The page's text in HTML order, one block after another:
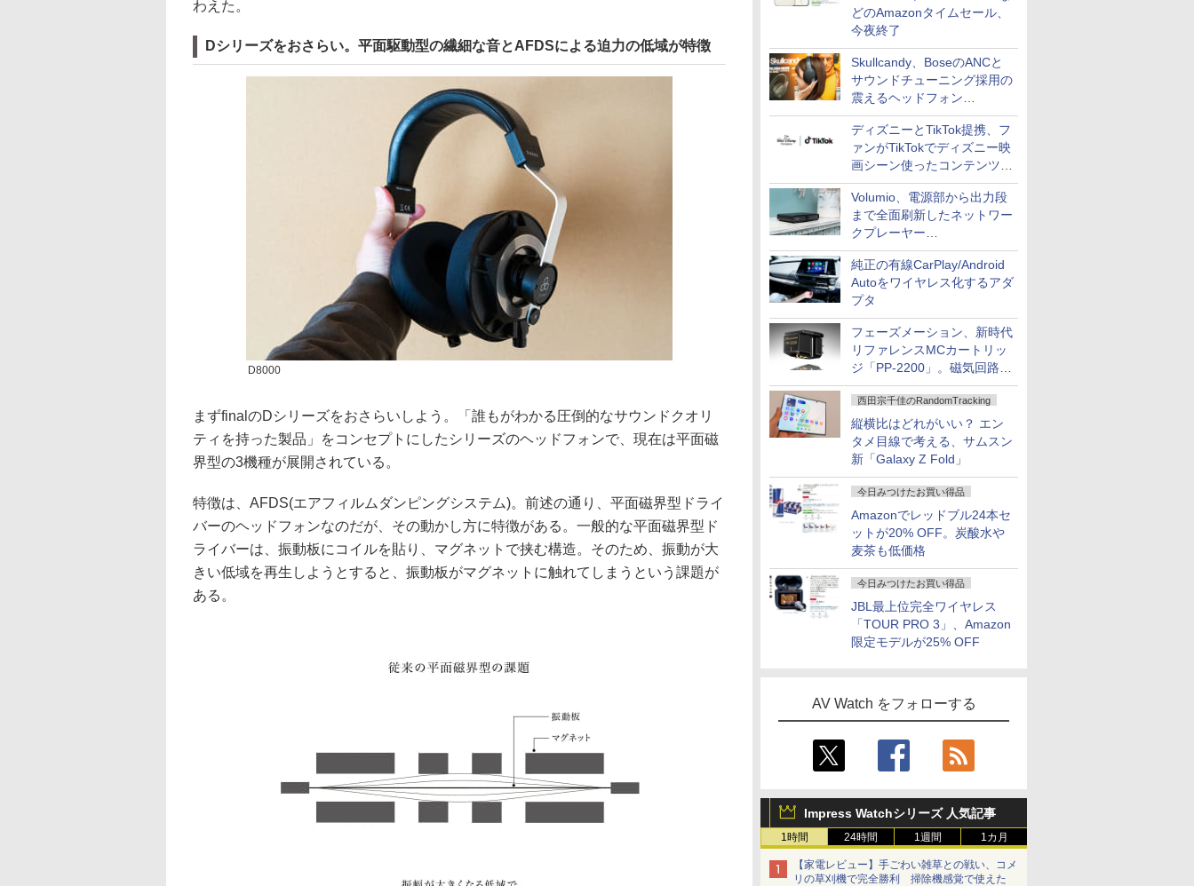
どのAmazonタイムセール、
今夜終了
Skullcandy、BoseのANCと
サウンドチューニング採用の
震えるヘッドフォン
「Crusher 1080 ANC」
ディズニーとTikTok提携、フ
ァンがTikTokでディズニー映
画シーン使ったコンテンツ制
作、Disney+にも配信
Volumio、電源部から出力段
まで全面刷新したネットワー
クプレーヤー
「Primo（2026）」
純正の有線CarPlay/Android
Autoをワイヤレス化するアダ
プタ
フェーズメーション、新時代
リファレンスMCカートリッ
ジ「PP-2200」。磁気回路や
ハウジングを根本から見直し
西田宗千佳のRandomTracking
縦横比はどれがいい？ エン
タメ目線で考える、サムスン
新「Galaxy Z Fold」
今日みつけたお買い得品
Amazonでレッドブル24本セ
ットが20% OFF。炭酸水や
麦茶も低価格
今日みつけたお買い得品
JBL最上位完全ワイヤレス
「TOUR PRO 3」、Amazon
限定モデルが25% OFF
AV Watch をフォローする
Impress Watchシリーズ 人気記事
1時間 24時間 1週間 1カ月
【家電レビュー】手ごわい雑草との戦い、コメ
リの草刈機で完全勝利 掃除機感覚で使えた
わえた。
Dシリーズをおさらい。平面駆動型の繊細な音とAFDSによる迫力の低域が特徴
D8000
まずfinalのDシリーズをおさらいしよう。「誰もがわかる圧倒的なサウンドクオリ
ティを持った製品」をコンセプトにしたシリーズのヘッドフォンで、現在は平面磁
界型の3機種が展開されている。
特徴は、AFDS(エアフィルムダンピングシステム)。前述の通り、平面磁界型ドライ
バーのヘッドフォンなのだが、その動かし方に特徴がある。一般的な平面磁界型ド
ライバーは、振動板にコイルを貼り、マグネットで挟む構造。そのため、振動が大
きい低域を再生しようとすると、振動板がマグネットに触れてしまうという課題が
ある。